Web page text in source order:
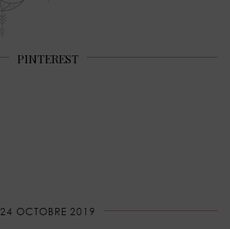
PINTEREST
24 OCTOBRE 2019